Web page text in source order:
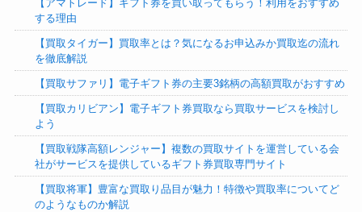
【アマトレード】ギフト券を買い取ってもらう！利用をおすすめ
する理由
【買取タイガー】買取率とは？気になるお申込みか買取迄の流れ
を徹底解説
【買取サファリ】電子ギフト券の主要3銘柄の高額買取がおすすめ
【買取カリビアン】電子ギフト券買取なら買取サービスを検討し
よう
【買取戦隊高額レンジャー】複数の買取サイトを運営している会
社がサービスを提供しているギフト券買取専門サイト
【買取将軍】豊富な買取り品目が魅力！特徴や買取率についてど
のようなものか解説